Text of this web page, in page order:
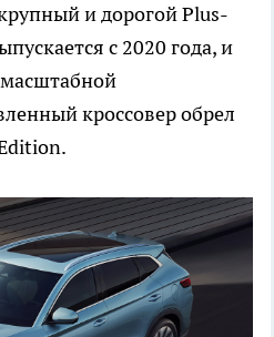
и дорогой Plus-
с 2020 года, и
масштабной
кроссовер обрел